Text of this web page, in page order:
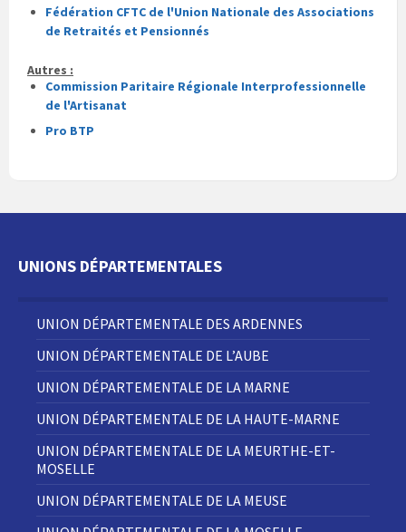
Fédération CFTC de l'Union Nationale des Associations
de Retraités et Pensionnés
Autres :
Commission Paritaire Régionale Interprofessionnelle
de l'Artisanat
Pro BTP
UNIONS DÉPARTEMENTALES
UNION DÉPARTEMENTALE DES ARDENNES
UNION DÉPARTEMENTALE DE L’AUBE
UNION DÉPARTEMENTALE DE LA MARNE
UNION DÉPARTEMENTALE DE LA HAUTE-MARNE
UNION DÉPARTEMENTALE DE LA MEURTHE-ET-
MOSELLE
UNION DÉPARTEMENTALE DE LA MEUSE